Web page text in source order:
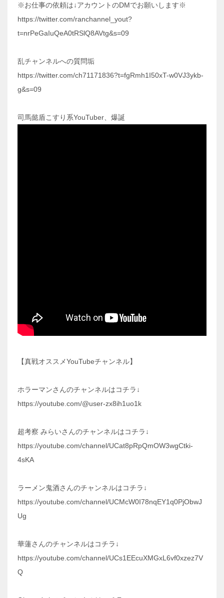
※お仕事の依頼は↓アカウントのDMでお願いします※
https://twitter.com/ranchannel_yout?
t=nrPeGaIuQeA0tRSlQ8AVtg&s=09
乱チャンネルへの質問垢
https://twitter.com/ch71171836?t=fgRmh1I50xT-w0VJ3ykb-
g&s=09
司馬懿盾こすり系YouTuber、爆誕
【真戦オススメYouTubeチャンネル】
ホラーマンさんのチャンネルはコチラ↓
https://youtube.com/@user-zx8ih1uo1k
超考察 みらいさんのチャンネルはコチラ↓
https://youtube.com/channel/UCat8pRpQmOW3wgCtki-
4sKA
ラーメン鬼酒さんのチャンネルはコチラ↓
https://youtube.com/channel/UCMcW0I78nqEY1q0PjObwJ
Ug
華蓮さんのチャンネルはコチラ↓
https://youtube.com/channel/UCs1EEcuXMGxL6vf0xzez7V
Q